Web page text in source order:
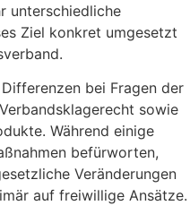
unterschiedliche
Ziel konkret umgesetzt
bei Fragen der
sowie
Während einige
befürworten,
Veränderungen
auf freiwillige Ansätze.